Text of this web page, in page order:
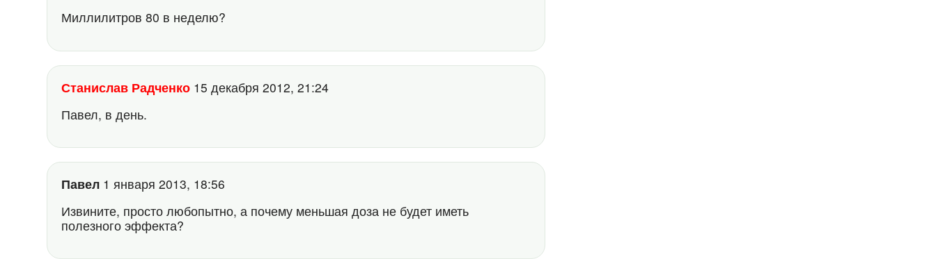
Миллилитров 80 в неделю?
Станислав Радченко 15 декабря 2012, 21:24
Павел, в день.
Павел 1 января 2013, 18:56
Извините, просто любопытно, а почему меньшая доза не будет иметь
полезного эффекта?